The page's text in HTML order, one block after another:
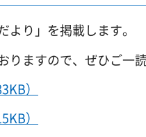
り」を掲載します。
ますので、ぜひご一読
）
）